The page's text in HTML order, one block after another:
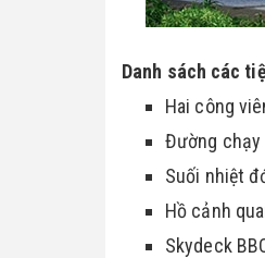
Danh sách các
Hai công
Đường chạy
Suối nhiệt
Hồ cảnh
Skydeck